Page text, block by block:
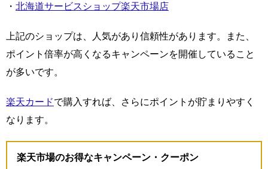
・ 北海道サービスショップ楽天市場店
上記のショップは、人気があり信頼性があります。また、
ポイント倍率が高くなるキャンペーンを開催していること
が多いです。
楽天カードで購入すれば、さらにポイントが貯まりやすく
なります。
楽天市場のお得なキャンペーン・クーポン